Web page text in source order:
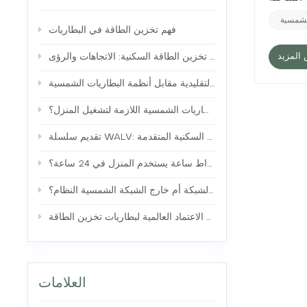
وهذا
لا
الطاقة
الشبكة،
فهم تخزين الطاقة في البطاريات
التنبؤ بسوق تخزين الطاقة السكنية: الاتجاهات والرؤى
تقييم حلول الطاقة الاحتياطية: المولدات التقليدية مقابل أنظمة البطاريات الشمسية
كم عدد البطاريات الشمسية اللازمة لتشغيل المنزل؟
تقديم سلسلة WALV: حلول تخزين الطاقة السكنية المتقدمة
كم كيلوواط ساعة يستخدم المنزل في 24 ساعة؟
أيهما أفضل ، على الشبكة أم خارج الشبكة الشمسية النظام؟
فهم متطلبات الاعتماد العالمية لبطاريات تخزين الطاقة
العلامات